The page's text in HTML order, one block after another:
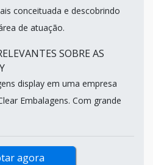
conceituada e descobrindo
de atuação.
SOBRE AS
display em uma empresa
Embalagens. Com grande
agora